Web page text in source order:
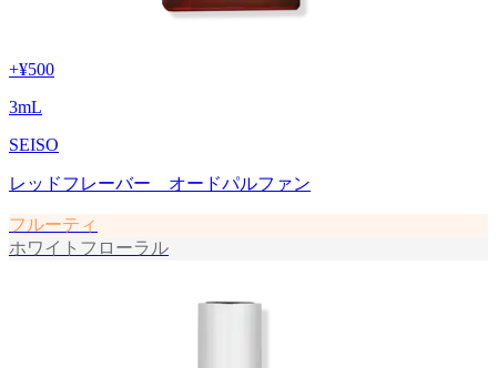
+¥500
3mL
SEISO
レッドフレーバー オードパルファン
フルーティ
ホワイトフローラル